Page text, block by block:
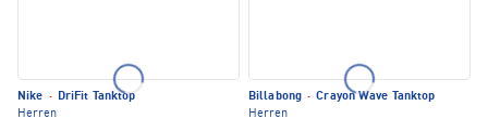
Nike · DriFit Tanktop
Herren
Billabong · Crayon Wave Tanktop
Herren